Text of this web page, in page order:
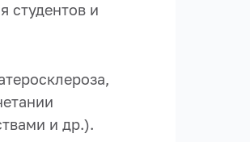
студентов и
и др.).